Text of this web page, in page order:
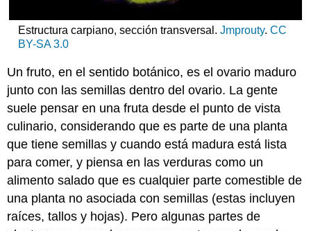
Estructura carpiano, sección transversal. Jmprouty. CC
BY-SA 3.0
Unfruto, en el sentido botánico, es el ovario maduro
junto con lassemillas dentro del ovario. La gente
suele pensar en una fruta desde el punto de vista
culinario, considerando que es parte de una planta
que tiene semillas y cuando está madura está lista
para comer, y piensa en las verduras como un
alimento salado que es cualquier parte comestible de
una planta no asociada con semillas (estas incluyen
raíces, tallos y hojas). Pero algunas partes de